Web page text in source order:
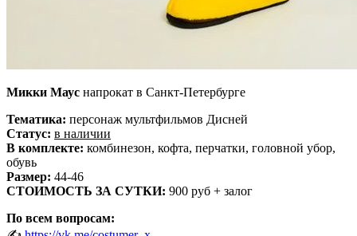
Микки Маус напрокат в Санкт-Петербурге
Тематика: персонаж мультфильмов Дисней
Статус: в наличии
В комплекте: комбинезон, кофта, перчатки, головной убор,
обувь
Размер: 44-46
СТОИМОСТЬ ЗА СУТКИ: 900 руб + залог
По всем вопросам: